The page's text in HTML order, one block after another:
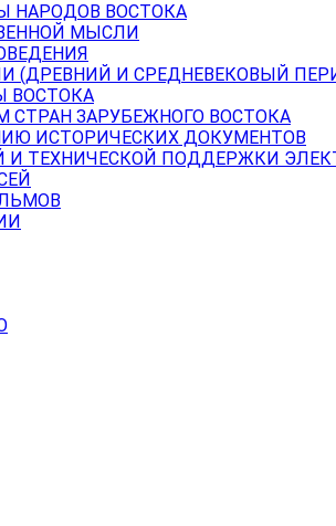
НАРОДОВ ВОСТОКА
МЫСЛИ
(ДРЕВНИЙ И СРЕДНЕВЕКОВЫЙ
ВОСТОКА
ЗАРУБЕЖНОГО ВОСТОКА
ИСТОРИЧЕСКИХ ДОКУМЕНТОВ
И ТЕХНИЧЕСКОЙ ПОДДЕРЖКИ